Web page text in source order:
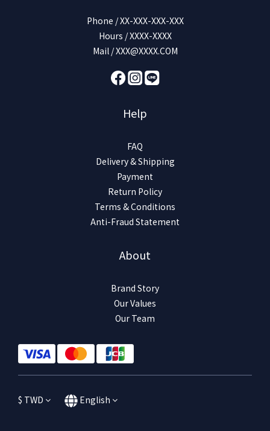
Phone / XX-XXX-XXX-XXX
Hours / XXXX-XXXX
Mail / XXX@XXXX.COM
Help
FAQ
Delivery & Shipping
Payment
Return Policy
Terms & Conditions
Anti-Fraud Statement
About
Brand Story
Our Values
Our Team
$ TWD English